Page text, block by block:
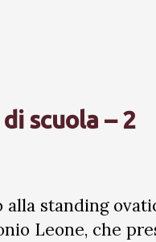
scuola – 2
alla standing
Leone, che